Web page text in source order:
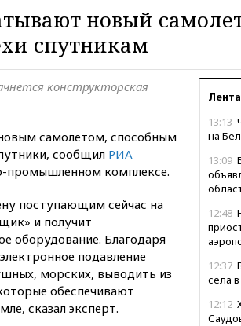
новый
спутникам
13:13
на
13:09
12:48
12:37
села
12:12
конструкторская
самолетом, способным
сообщил РИА
промышленном комплексе.
поступающим сейчас на
и получит
оборудование. Благодаря
подавление
морских, выводить из
обеспечивают
сказал эксперт.